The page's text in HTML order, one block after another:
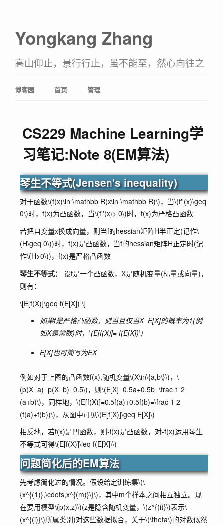
Yongkang Zhang
高山仰止，景行行止，虽不能至，然心向往之
博客园 首页 管理
CS229 Machine Learning学
习笔记:Note 8(EM算法)
琴生不等式(Jensen's inequality)
对于函数\(f(x)\in \mathbb R(x\in \mathbb R)\)，当\(f''(x)\geq
0\)时，f(x)为凸函数，当\(f''(x)> 0\)时，f(x)为严格凸函数
若把自变量x换成向量，则当f的hessian矩阵H半正定(记作\
(H\geq 0\))时，f(x)是凸函数，当f的hessian矩阵H正定时(记
作\(H>0\))，f(x)是严格凸函数
琴生不等式：
设f是一个凸函数，X是随机变量(标量或向量)，
则有：
\[E[f(X)]\geq f(E[X]) \]
如果f是严格凸函数，则当且仅当X=E[X]的概率为1(例
如X是常数)时， \(E[f(X)]= f(E[X])\)
E[X]也可简写为EX
例如对于上图的凸函数f(x),随机变量\(X\in\{a,b\}\)， \
(p(X=a)=p(X=b)=0.5\)，则\(E[X]=0.5a+0.5b=\frac 1 2
(a+b)\)，同样地， \(E[f(X)]=0.5f(a)+0.5f(b)=\frac 1 2
(f(a)+f(b))\)，从图中可见\(E[f(X)]\geq E[X]\)
相反地，若f(x)是凹函数，则-f(x)是凸函数，对-f(x)运用琴生
不等式可得\(E[f(X)]\leq f(E[X])\)
问题简化后的EM算法
先考虑简化过的情况。假设给定训练集\(\
{x^{(1)},\cdots,x^{(m)}\}\)，其中m个样本之间相互独立。现
在要用模型\(p(x,z)\)(z是隐含随机变量， \(z^{(i)}\)表示\
(x^{(i)}\)所属类别)对这些数据拟合，关于\(\theta\)的对数似然